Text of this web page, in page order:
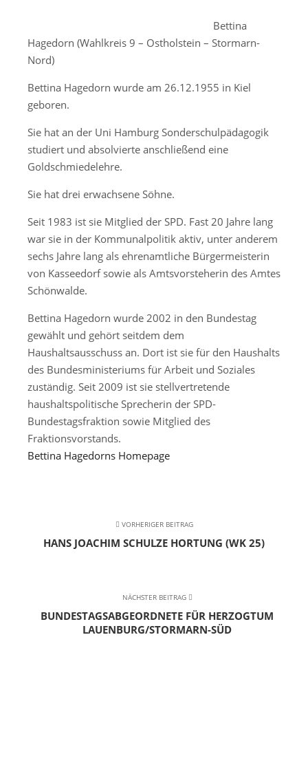
Bettina
Hagedorn (Wahlkreis 9 – Ostholstein – Stormarn-
Nord)
Bettina Hagedorn wurde am 26.12.1955 in Kiel
geboren.
Sie hat an der Uni Hamburg Sonderschulpädagogik
studiert und absolvierte anschließend eine
Goldschmiedelehre.
Sie hat drei erwachsene Söhne.
Seit 1983 ist sie Mitglied der SPD. Fast 20 Jahre lang
war sie in der Kommunalpolitik aktiv, unter anderem
sechs Jahre lang als ehrenamtliche Bürgermeisterin
von Kasseedorf sowie als Amtsvorsteherin des Amtes
Schönwalde.
Bettina Hagedorn wurde 2002 in den Bundestag
gewählt und gehört seitdem dem
Haushaltsausschuss an. Dort ist sie für den Haushalts
des Bundesministeriums für Arbeit und Soziales
zuständig. Seit 2009 ist sie stellvertretende
haushaltspolitische Sprecherin der SPD-
Bundestagsfraktion sowie Mitglied des
Fraktionsvorstands.
Bettina Hagedorns Homepage
VORHERIGER BEITRAG
HANS JOACHIM SCHULZE HORTUNG (WK 25)
NÄCHSTER BEITRAG
BUNDESTAGSABGEORDNETE FÜR HERZOGTUM
LAUENBURG/STORMARN-SÜD